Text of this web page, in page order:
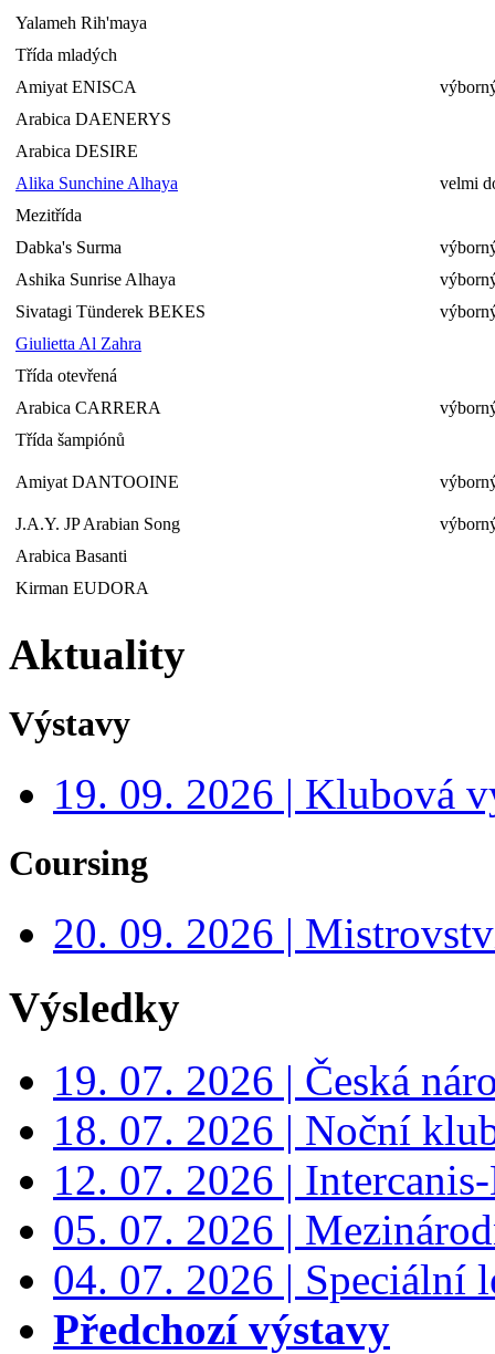
Yalameh Rih'maya
Třída mladých
Amiyat ENISCA
Arabica DAENERYS
Arabica DESIRE
Alika Sunchine Alhaya
velmi
Mezitřída
Dabka's Surma
Ashika Sunrise Alhaya
Sivatagi Tünderek BEKES
Giulietta Al Zahra
Třída otevřená
Arabica CARRERA
Třída šampiónů
Amiyat DANTOOINE
J.A.Y. JP Arabian Song
Arabica Basanti
Kirman EUDORA
Aktuality
Výstavy
19. 09. 2026 | Klubová
Coursing
20. 09. 2026 |
Výsledky
19. 07. 2026 | Česká
18. 07. 2026 | Noční
12. 07. 2026 |
05. 07. 2026 |
04. 07. 2026 | Speciální
Předchozí výstavy